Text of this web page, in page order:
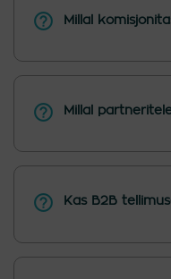
Millal
Millal
Kas B2B